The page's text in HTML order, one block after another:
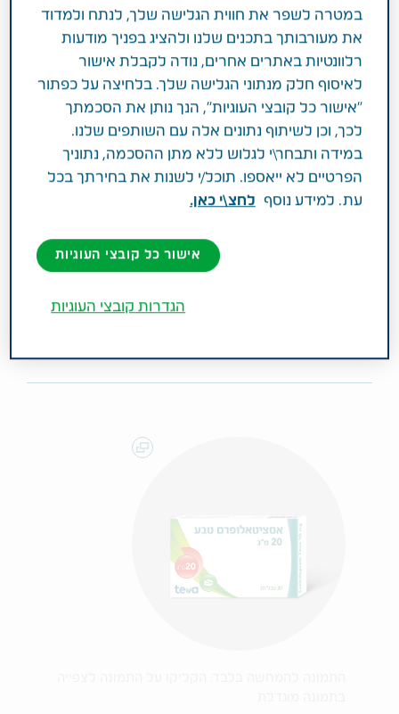
מרכיב פעיל וחוזק
20MG ESCITALOPRAM AS OXALATE
תחום טיפול
מחלות מערכת העצבים המרכזית
פעילות רפואית
הקשורים לדיכאון כגון: הפרעות פניקה; חרדה
כללית; חרדה חברתית והפרעה טורדנית כפייתית
מעכבי ספיגת סרוטונין סלקטיביים (SSRI).
במטרה לשפר את חווית הגלישה שלך, לנתח ולמדוד
את מעורבותך בתכנים שלנו ולהציג בפניך מודעות
רלוונטיות באתרים אחרים, נודה לקבלת אישור
לאיסוף חלק מנתוני הגלישה שלך. בלחיצה על כפתור
"אישור כל קובצי העוגיות", הנך נותן את הסכמתך
לכך, וכן לשיתוף נתונים אלה עם השותפים שלנו.
במידה ותבחר\י לגלוש ללא מתן ההסכמה, נתוניך
הפרטיים לא ייאספו. תוכל/י לשנות את בחירתך בכל
עת. למידע נוסף
לחצ\י כאן.
אישור כל קובצי העוגיות
הגדרות קובצי העוגיות